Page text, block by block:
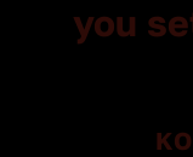
you